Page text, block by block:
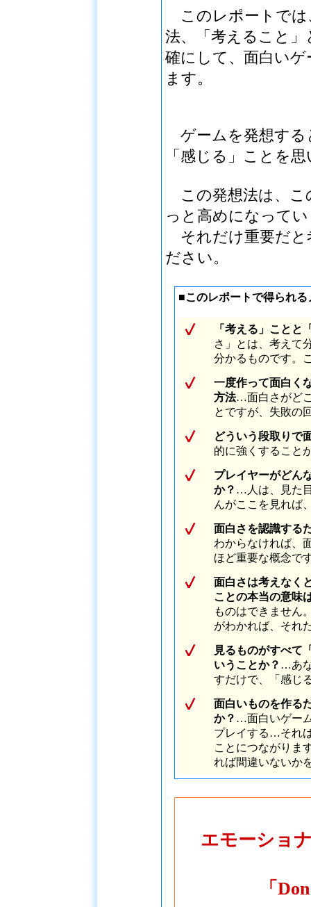
このレポートでは
法、「考えること
確にして、面白い
ます。
ゲームを発想する
「感じる」ことを
この発想法は、こ
っと高めになって
それだけ重要だと
ださい。
■このレポートで得られる
「考える」ことと
さ」とは、考えて
分かるものです。
一度作って面白く
方法…面白さがど
とですが、失敗の
どういう段取りで
的に強くすること
プレイヤーがどん
か？ …人は、見た
んがここを見れば
面白さを認識する
わからなければ、
ほど重要な概念で
面白さは考えなく
ことの本当の意味
ものはできません
がわかれば、それ
見るものがすべて
いうことか？ …あ
すだけで、「感じ
面白いものを作る
か？ …面白いゲー
プレイする…それ
ことにつながりま
れば間違いないか
エモーショ
「